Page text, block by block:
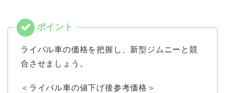
ライバル車の価格を把握し、新型ジムニーと競
合させましょう。
＜ライバル車の値下げ後参考価格＞